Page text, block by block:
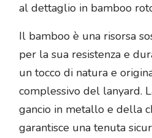
al dettaglio in bamboo
Il bamboo è una risorsa
per la sua resistenza e
un tocco di natura e
complessivo del lanyard.
gancio in metallo e della
garantisce una tenuta